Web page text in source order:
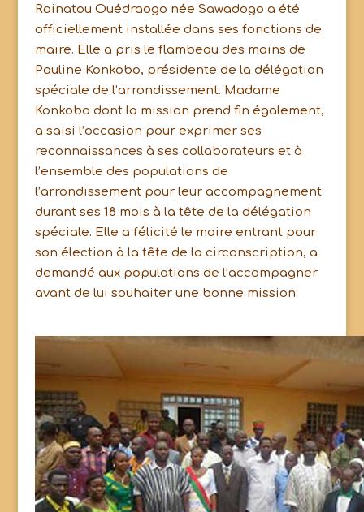
Rainatou Ouédraogo née Sawadogo a été
officiellement installée dans ses fonctions de
maire. Elle a pris le flambeau des mains de
Pauline Konkobo, présidente de la délégation
spéciale de l’arrondissement. Madame
Konkobo dont la mission prend fin également,
a saisi l’occasion pour exprimer ses
reconnaissances à ses collaborateurs et à
l’ensemble des populations de
l’arrondissement pour leur accompagnement
durant ses 18 mois à la tête de la délégation
spéciale. Elle a félicité le maire entrant pour
son élection à la tête de la circonscription, a
demandé aux populations de l’accompagner
avant de lui souhaiter une bonne mission.